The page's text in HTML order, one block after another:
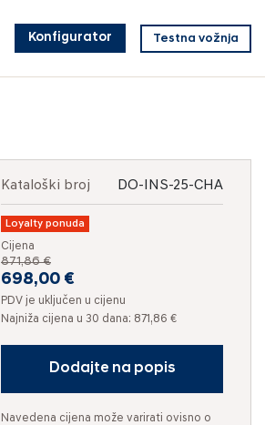
Konfigurator Testna vožnja
Kataloški broj DO-INS-25-CHA
Loyalty ponuda
Cijena
871,86 €
698,00 €
PDV je uključen u cijenu
Najniža cijena u 30 dana: 871,86 €
Dodajte na popis
Navedena cijena može varirati ovisno o